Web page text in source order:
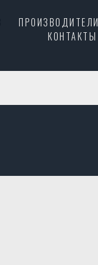
ПРОИЗВОДИТЕЛИ
КОНТАКТЫ